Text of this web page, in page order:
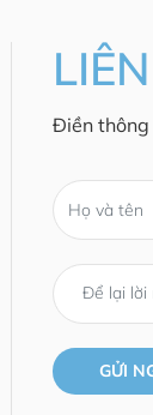
Điền thông